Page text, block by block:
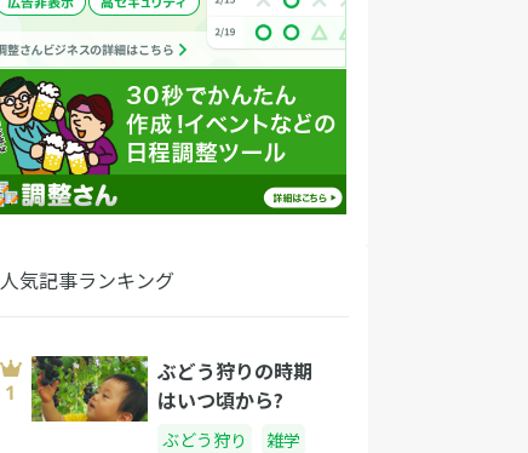
人気記事ランキング
ぶどう狩りの時期
はいつ頃から?
ぶどう狩り 雑学